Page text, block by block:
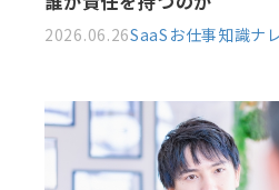
2026.06.26SaaSお仕事知識ナ